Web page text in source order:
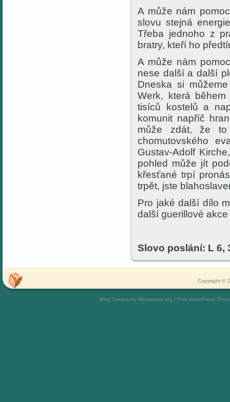
A může nám
slovu stejná
Třeba jednoho z
bratry, kteří ho
A může nám
nese další a další
Dneska si
Werk, která
tisíců kostelů a
komunit napříč
může zdát, že
chomutovského
Gustav-Adolf
pohled může jít
křesťané trpí
trpět, jste
Pro jaké další dílo
další guerillové
Slovo poslání: L 6,
Copyright ©
Blog System by Wordpress.org - Free WordPress